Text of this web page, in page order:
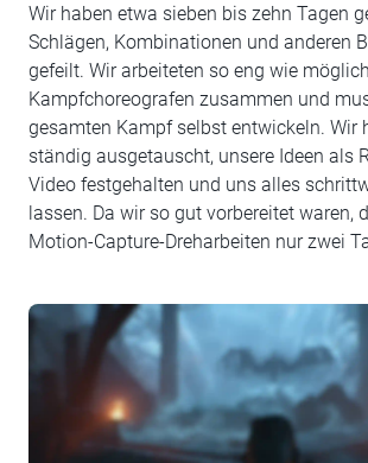
Wir haben etwa sieben bis zehn Tagen
Schlägen, Kombinationen und anderen
gefeilt. Wir arbeiteten so eng wie
Kampfchoreografen zusammen und
gesamten Kampf selbst entwickeln. Wir
ständig ausgetauscht, unsere Ideen als
Video festgehalten und uns alles
lassen. Da wir so gut vorbereitet waren,
Motion-Capture-Dreharbeiten nur zwei